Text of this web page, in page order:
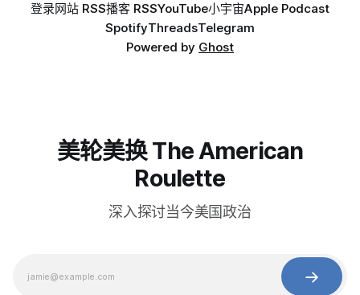
登录网站 RSS播客 RSSYouTube小宇宙Apple Podcast
SpotifyThreadsTelegram
Powered by Ghost
美轮美换 The American
Roulette
深入探讨当今美国政治